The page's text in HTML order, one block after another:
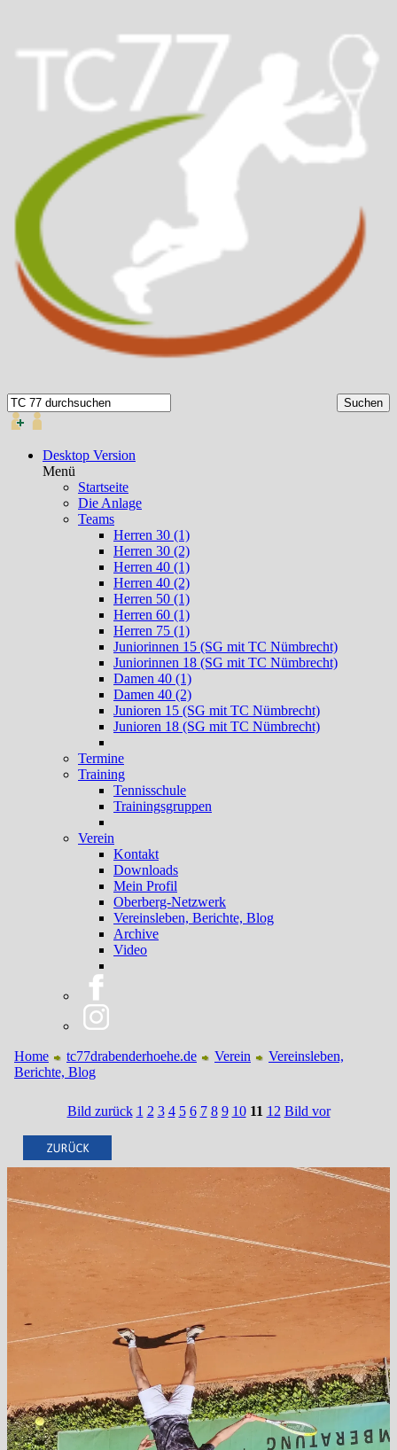
Desktop Version
Menü
Startseite
Die Anlage
Teams
Herren 30 (1)
Herren 30 (2)
Herren 40 (1)
Herren 40 (2)
Herren 50 (1)
Herren 60 (1)
Herren 75 (1)
Juniorinnen 15 (SG mit TC Nümbrecht)
Juniorinnen 18 (SG mit TC Nümbrecht)
Damen 40 (1)
Damen 40 (2)
Junioren 15 (SG mit TC Nümbrecht)
Junioren 18 (SG mit TC Nümbrecht)
Termine
Training
Tennisschule
Trainingsgruppen
Verein
Kontakt
Downloads
Mein Profil
Oberberg-Netzwerk
Vereinsleben, Berichte, Blog
Archive
Video
Home tc77drabenderhoehe.de Verein
Vereinsleben,
Berichte, Blog
Bild zurück 1 2 3 4 5 6 7 8 9 10 11 12 Bild vor